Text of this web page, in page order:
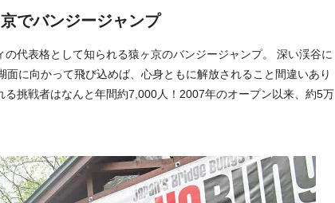
でバンジージャンプ
代表格として知られる猿ヶ京のバンジージャンプ。 深い渓谷に
に向かって飛び込めば、心身ともに解放されること間違いあり
る挑戦者はなんと年間約7,000人！2007年のオープン以来、約5万